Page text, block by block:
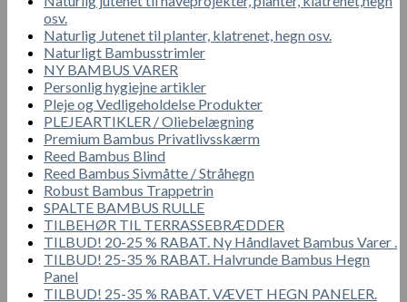
osv.
Naturlig Jutenet til planter, klatrenet, hegn osv.
Naturligt Bambusstrimler
NY BAMBUS VARER
Personlig hygiejne artikler
Pleje og Vedligeholdelse Produkter
PLEJEARTIKLER / Oliebelægning
Premium Bambus Privatlivsskærm
Reed Bambus Blind
Reed Bambus Sivmåtte / Stråhegn
Robust Bambus Trappetrin
SPALTE BAMBUS RULLE
TILBEHØR TIL TERRASSEBRÆDDER
TILBUD! 20-25 % RABAT. Ny Håndlavet Bambus Varer .
TILBUD! 25-35 % RABAT. Halvrunde Bambus Hegn
Panel
TILBUD! 25-35 % RABAT. VÆVET HEGN PANELER.